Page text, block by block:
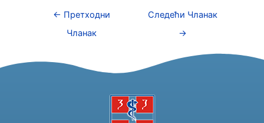
e
b
o
er e
← Претходни
Чланак
Следећи Чланак
→